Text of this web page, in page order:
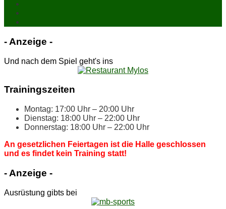
- An­zei­ge -
Und nach dem Spiel geht's ins
Trai­nings­zei­ten
Mon­tag: 17:00 Uhr – 20:00 Uhr
Diens­tag: 18:00 Uhr – 22:00 Uhr
Don­ners­tag: 18:00 Uhr – 22:00 Uhr
An ge­setz­li­chen Fei­er­ta­gen ist die Hal­le ge­schlos­sen
und es fin­det kein Trai­ning statt!
- An­zei­ge -
Ausrüstung gibts bei